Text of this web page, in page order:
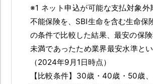
※1 ネット申込が可能な支払対象
不能保険を、SBI生命を含む生命保
の条件で比較した結果、最安の保
未満であったため業界最安水準とい
（2024年9月1日時点）
【比較条件】30歳・40歳・50歳